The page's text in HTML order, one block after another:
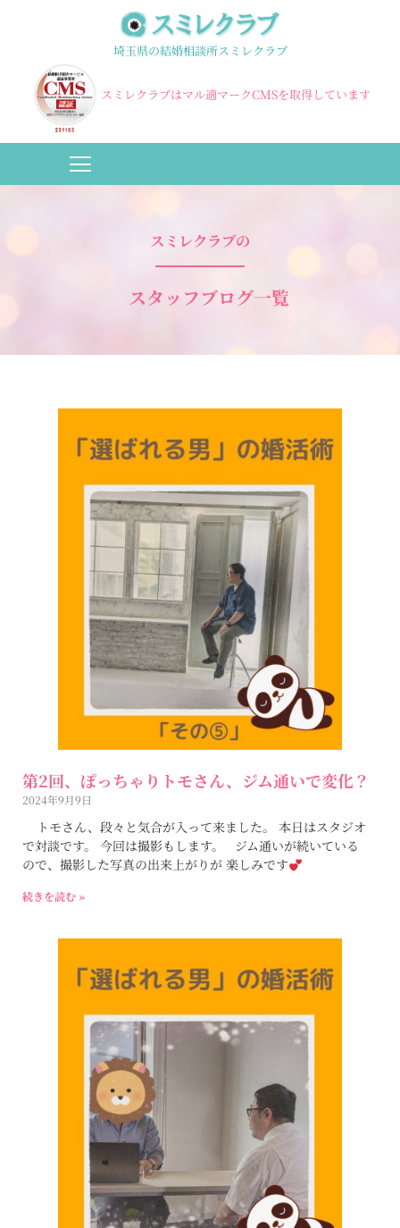
埼玉県の結婚相談所スミレクラブ
スミレクラブはマル適マークCMSを取得しています
スミレクラブの
スタッフブログ一覧
第2回、ぽっちゃりトモさん、ジム通いで変化？
2024年9月9日
トモさん、段々と気合が入って来ました。 本日はスタジオ
で対談です。 今回は撮影もします。 ジム通いが続いている
ので、撮影した写真の出来上がりが 楽しみです
続きを読む »